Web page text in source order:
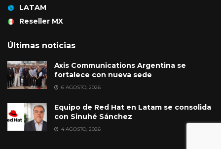
LATAM
Reseller MX
Últimas noticias
Axis Communications Argentina se
fortalece con nueva sede
6 AGOSTO, 2026
Equipo de Red Hat en Latam se consolida
con Sinuhé Sánchez
4 AGOSTO, 2026